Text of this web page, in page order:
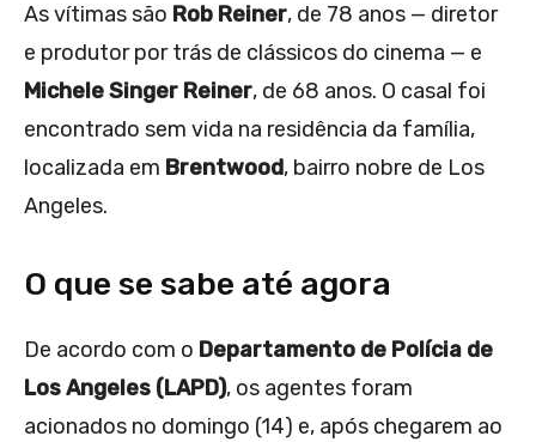
As vítimas são Rob Reiner, de 78 anos — diretor
e produtor por trás de clássicos do cinema — e
Michele Singer Reiner, de 68 anos. O casal foi
encontrado sem vida na residência da família,
localizada em Brentwood, bairro nobre de Los
Angeles.
O que se sabe até agora
De acordo com o Departamento de Polícia de
Los Angeles (LAPD), os agentes foram
acionados no domingo (14) e, após chegarem ao